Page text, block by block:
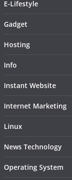
E-Lifestyle
Gadget
Hosting
Info
Instant Website
Internet Marketing
Linux
News Technology
Operating System